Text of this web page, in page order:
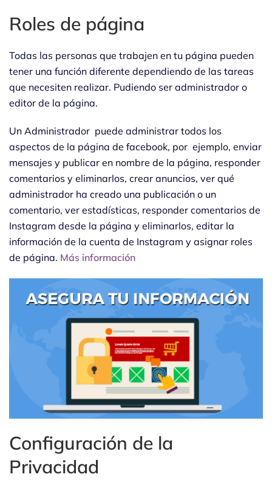
Roles de página
Todas las personas que trabajen en tu página pueden
tener una función diferente dependiendo de las tareas
que necesiten realizar. Pudiendo ser administrador o
editor de la página.
Un Administrador puede administrar todos los
aspectos de la página de facebook, por ejemplo, enviar
mensajes y publicar en nombre de la página, responder
comentarios y eliminarlos, crear anuncios, ver qué
administrador ha creado una publicación o un
comentario, ver estadísticas, responder comentarios de
Instagram desde la página y eliminarlos, editar la
información de la cuenta de Instagram y asignar roles
de página. Más información
Configuración de la
Privacidad